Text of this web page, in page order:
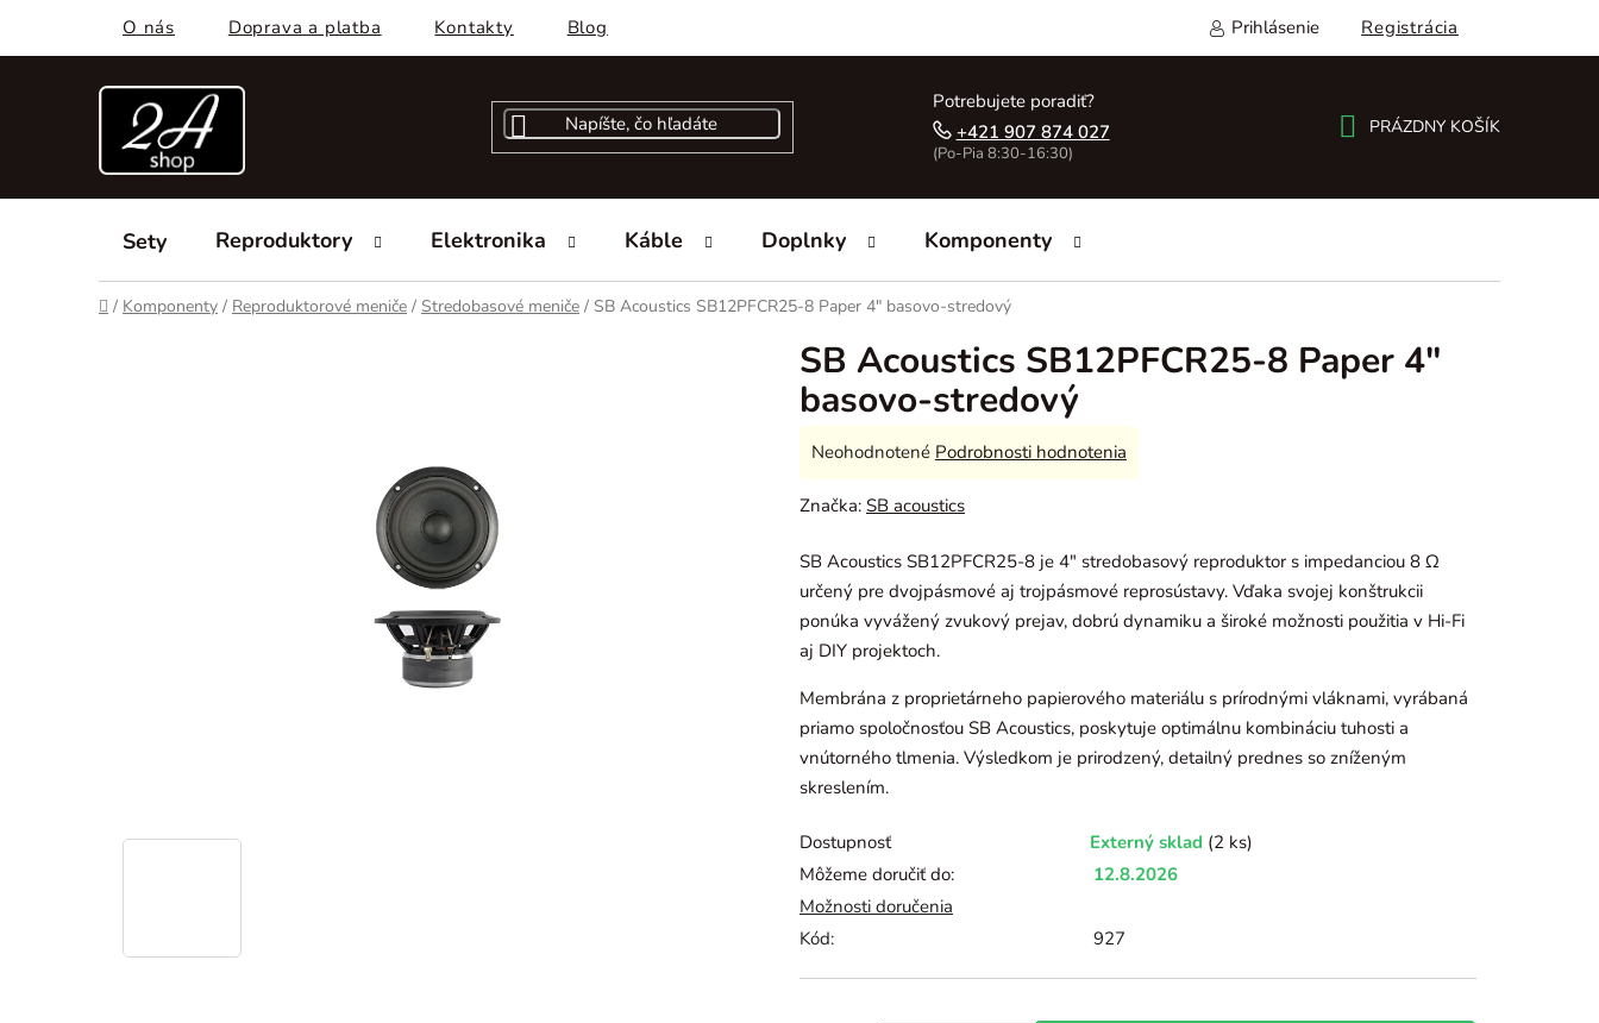
obsah
O nás Doprava a platba Kontakty Blog Prihlásenie Registrácia
Potrebujete poradiť?
+421 907 874 027
(Po-Pia 8:30-16:30)
PRÁZDNY KOŠÍK
Sety Reproduktory Elektronika Káble Doplnky Komponenty
Domov
/ Komponenty / Reproduktorové meniče / Stredobasové meniče / SB Acoustics SB12PFCR25-8 Paper 4" basovo-stredový
SB Acoustics SB12PFCR25-8 Paper 4"
basovo-stredový
Priemerné
produktu
0,0
z
5
hviezdičiek.
Neohodnotené Podrobnosti hodnotenia
Značka: SB acoustics
SB Acoustics SB12PFCR25-8 je 4" stredobasový reproduktor s impedanciou 8 Ω
určený pre dvojpásmové aj trojpásmové reprosústavy. Vďaka svojej konštrukcii
ponúka vyvážený zvukový prejav, dobrú dynamiku a široké možnosti použitia v Hi-Fi
aj DIY projektoch.
Membrána z proprietárneho papierového materiálu s prírodnými vláknami, vyrábaná
priamo spoločnosťou SB Acoustics, poskytuje optimálnu kombináciu tuhosti a
vnútorného tlmenia. Výsledkom je prirodzený, detailný prednes so zníženým
skreslením.
Dostupnosť Externý sklad (2 ks)
Môžeme doručiť do:
12.8.2026
Možnosti doručenia
Kód:
927